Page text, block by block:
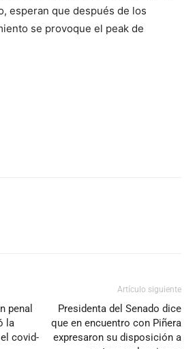
esperan que después de los
se provoque el peak de
penal
la
covid-
Artículo siguiente
Presidenta del Senado dice
que en encuentro con Piñera
expresaron su disposición a